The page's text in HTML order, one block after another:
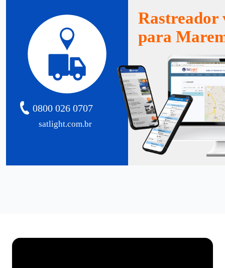
satlight.com.br
0800 026 0707
Rastreador
para